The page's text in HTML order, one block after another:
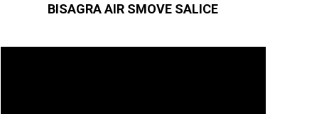
BISAGRA AIR SMOVE SALICE